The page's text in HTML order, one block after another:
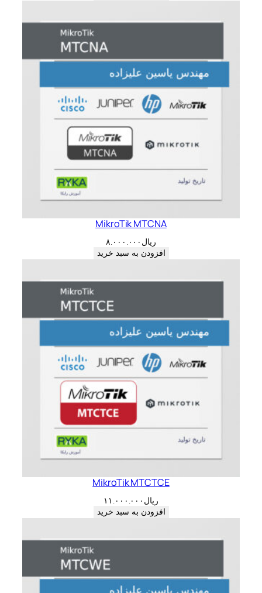
MikroTik MTCNA
ریال ۸.۰۰۰.۰۰۰
افزودن به سبد خرید
MikroTik MTCTCE
ریال ۱۱.۰۰۰.۰۰۰
افزودن به سبد خرید